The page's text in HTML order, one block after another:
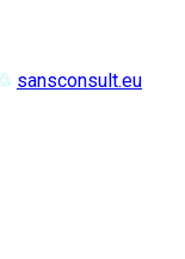
sansconsult.eu